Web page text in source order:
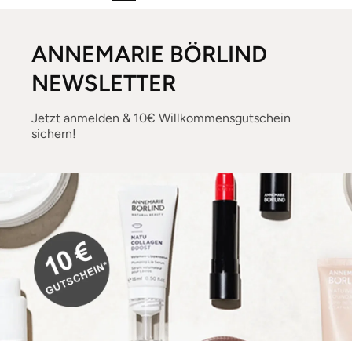
ANNEMARIE BÖRLIND
NEWSLETTER
Jetzt anmelden & 10€ Willkommensgutschein
sichern!